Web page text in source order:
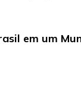
em um